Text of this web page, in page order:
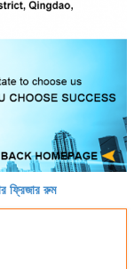
ফ্রিজার রুম